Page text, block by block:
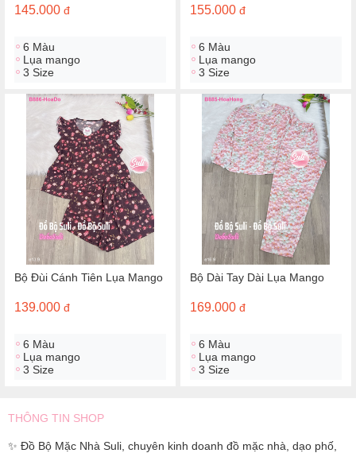
145.000 đ
6 Màu
Lụa mango
3 Size
155.000 đ
6 Màu
Lụa mango
3 Size
Bộ Đùi Cánh Tiên Lụa Mango
139.000 đ
6 Màu
Lụa mango
3 Size
Bộ Dài Tay Dài Lụa Mango
169.000 đ
6 Màu
Lụa mango
3 Size
THÔNG TIN SHOP
✨ Đồ Bộ Mặc Nhà Suli, chuyên kinh doanh đồ mặc nhà, dạo phố,